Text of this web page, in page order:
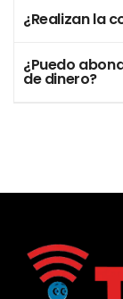
¿Realizan la
¿Puedo
de dinero?